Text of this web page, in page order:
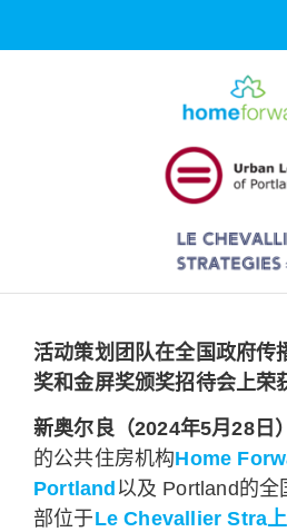
活动策划团队在全国政府传
奖和金屏奖颁奖招待会上荣
新奥尔良（2024年5月28日）
的公共住房机构Home
Portland 以及 Portland的
部位于Le Chevallier Stra上